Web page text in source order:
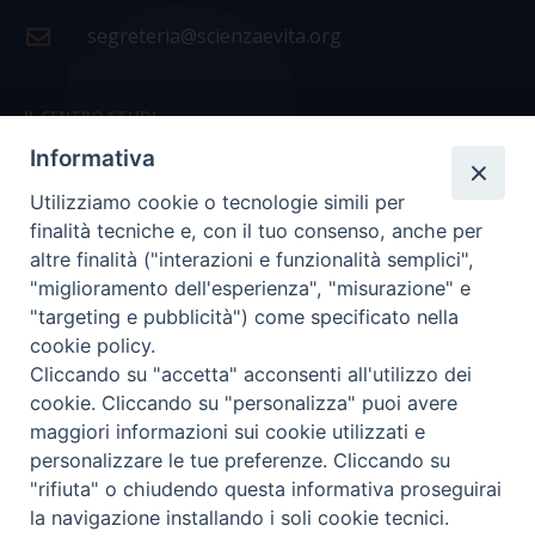
segreteria@scienzaevita.org
IL CENTRO STUDI
La nostra storia
Statuto
Presidenza e ufficio presidenza
Consiglio scientifico
Coordinamento nazionale
COPYRIGHT Scienza & Vita - C.F96600690588- Tutti i
diritti -Privacy- Credits
Informativa
Utilizziamo cookie o tecnologie simili per
finalità tecniche e, con il tuo consenso, anche per
altre finalità ("interazioni e funzionalità semplici",
"miglioramento dell'esperienza", "misurazione" e
"targeting e pubblicità") come specificato nella
cookie policy.
Cliccando su "accetta" acconsenti all'utilizzo dei
cookie. Cliccando su "personalizza" puoi avere
maggiori informazioni sui cookie utilizzati e
personalizzare le tue preferenze. Cliccando su
"rifiuta" o chiudendo questa informativa proseguirai
la navigazione installando i soli cookie tecnici.